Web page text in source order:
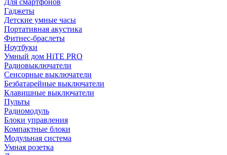
Для смартфонов
Гаджеты
Детские умные часы
Портативная акустика
Фитнес-браслеты
Ноутбуки
Умный дом HiTE PRO
Радиовыключатели
Сенсорные выключатели
Безбатарейные выключатели
Клавишные выключатели
Пульты
Радиомодуль
Блоки управления
Компактные блоки
Модульная система
Умная розетка